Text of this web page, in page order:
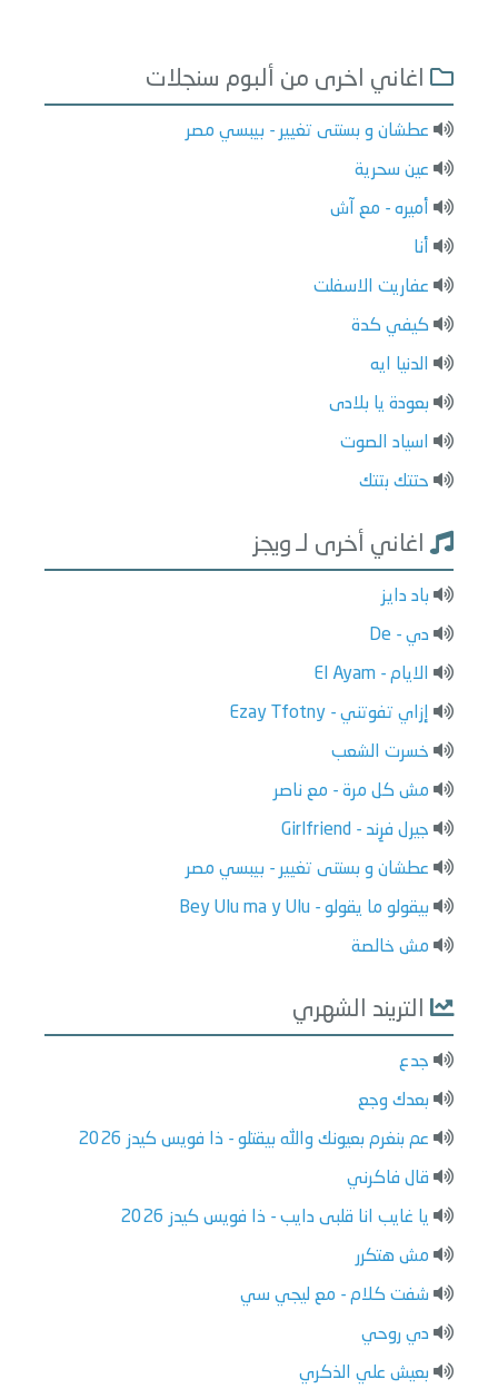
اغاني اخرى من ألبوم سنجلات
عطشان و بستنى تغيير - بيبسي مصر
عين سحرية
أميره - مع آش
أنا
عفاريت الاسفلت
كيفي كدة
الدنيا ايه
بعودة يا بلادى
اسياد الصوت
حتتك بتتك
اغاني أخرى لـ ويجز
باد دايز
دي - De
الايام - El Ayam
إزاي تفوتني - Ezay Tfotny
خسرت الشعب
مش كل مرة - مع ناصر
جيرل فرِند - Girlfriend
عطشان و بستنى تغيير - بيبسي مصر
بيقولو ما يقولو - Bey Ulu ma y Ulu
مش خالصة
التريند الشهري
جدع
بعدك وجع
عم بنغرم بعيونك والله بيقتلو - ذا فويس كيدز 2026
قال فاكرني
يا غايب انا قلبى دايب - ذا فويس كيدز 2026
مش هتكرر
شفت كلام - مع ليجي سي
دي روحي
بعيش علي الذكري